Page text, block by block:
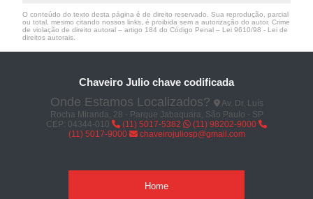
O conteúdo do texto desta página é de direito reservado. Sua reprodução, parcial
ou total, mesmo citando nossos links, é proibida sem a autorização do autor. Crime
de violação de direito autoral – artigo 184 do Código Penal – Lei 9610/98 - Lei de
direitos autorais
Chaveiro Julio chave codificada
Onde Estamos Localizados?
Av. Dr. Luís
Rocha Miranda, 28 - Parque Jabaquara, São Paulo - SP
CEP: 04344-010
(11) 5017-5382
(11) 98202-9000
(11) 5017-9000
chaveirojuliosp@gmail.com
Home